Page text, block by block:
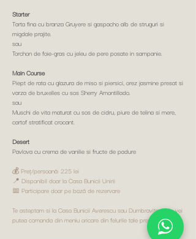
Starter
Tarta fina cu branza Gruyere si gaspacho alb de struguri si
migdale prajite.
sau
Torchon de foie-gras cu jeleu de pere posate in sampanie.
Main Course
Piept de rata cu glazura de miso si piersici, orez jasmine presat si
varza de bruxelles cu sos Sherry Amontillado.
sau
Muschi de vita maturat cu sos de cidru, piure de telina si mere,
cartof stratificat crocant.
Desert
Pavlova cu crema de vanilie si fructe de padure
💰 Preț/persoană: 225 lei
📍 Disponibil doar la Casa Bunicii Unirii
📅 Participare doar pe bază de rezervare
Te asteptam si la Casa Bunicii Averescu sau Dumbravita unde vei
putea comanda din meniu oricare din felurile tale preferate.